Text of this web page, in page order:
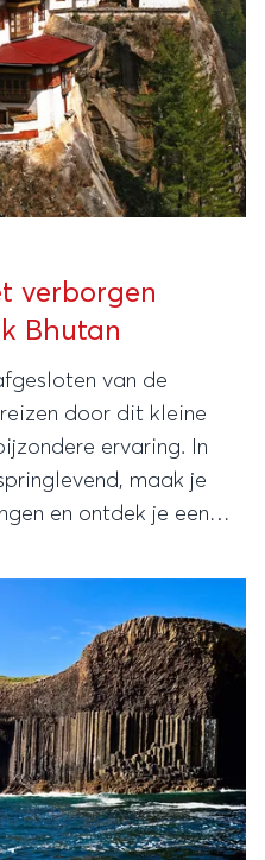
verborgen
Bhutan
van de
door dit kleine
ervaring. In
maak je
en ontdek je een
rekenen op een reis
afwisselen.
reisorganisatie
tips voor een